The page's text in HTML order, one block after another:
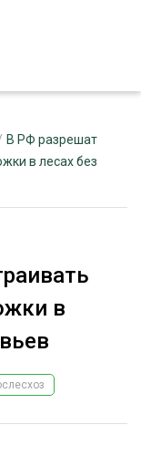
В РФ разрешат
в лесах без
в